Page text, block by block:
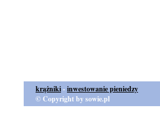
krążniki-inwestowanie pieniedzy
© Copyright by sowie.pl